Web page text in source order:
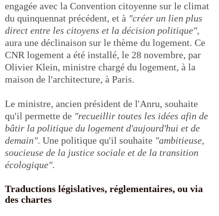
engagée avec la Convention citoyenne sur le climat
du quinquennat précédent, et à "créer un lien plus
direct entre les citoyens et la décision politique",
aura une déclinaison sur le thème du logement. Ce
CNR logement a été installé, le 28 novembre, par
Olivier Klein, ministre chargé du logement, à la
maison de l'architecture, à Paris.
Le ministre, ancien président de l'Anru, souhaite
qu'il permette de "recueillir toutes les idées afin de
bâtir la politique du logement d'aujourd'hui et de
demain". Une politique qu'il souhaite "ambitieuse,
soucieuse de la justice sociale et de la transition
écologique".
Traductions législatives, réglementaires, ou via
des chartes